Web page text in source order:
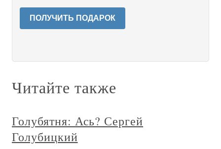
ПОЛУЧИТЬ ПОДАРОК
Читайте также
Голубятня: Ась? Сергей
Голубицкий